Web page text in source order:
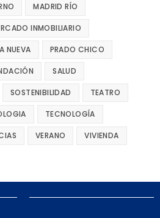
MADRID RÍO
INMOBILIARIO
NUEVA PRADO CHICO
SALUD
SOSTENIBILIDAD TEATRO
TECNOLOGÍA
VERANO VIVIENDA